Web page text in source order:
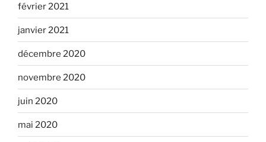
février 2021
janvier 2021
décembre 2020
novembre 2020
juin 2020
mai 2020